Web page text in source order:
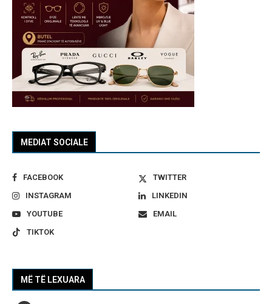
MEDIAT SOCIALE
FACEBOOK
TWITTER
INSTAGRAM
LINKEDIN
YOUTUBE
EMAIL
TIKTOK
MË TË LEXUARA